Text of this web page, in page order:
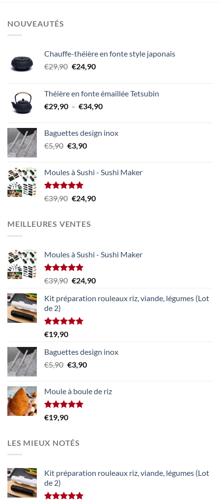
NOUVEAUTÉS
Chauffe-théière en fonte style japonais
€29,90 Le
était :
€29,90.
€24,90Le
est :
€24,90.
Théière en fonte émaillée Tetsubin
€29,90 – €34,90Plage
€29,90
Baguettes design inox
€5,90 Le
était :
€5,90.
€3,90Le
est :
Moules à Sushi - Sushi Maker
Note5.00
sur 5
€39,90 Le
était :
€24,90Le
MEILLEURES VENTES
Moules à Sushi - Sushi Maker
Note5.00
sur 5
€39,90 Le
initial
€39,90.
€24,90Le
actuel
Kit préparation rouleaux riz, viande, légumes (Lot
de 2)
Note5.00
sur 5
€19,90
Baguettes design inox
€5,90 Le
était :
€5,90.
€3,90Le
est :
Moule à boule de riz
Note5.00
sur 5
€19,90
LES MIEUX NOTÉS
Kit préparation rouleaux riz, viande, légumes (Lot
de 2)